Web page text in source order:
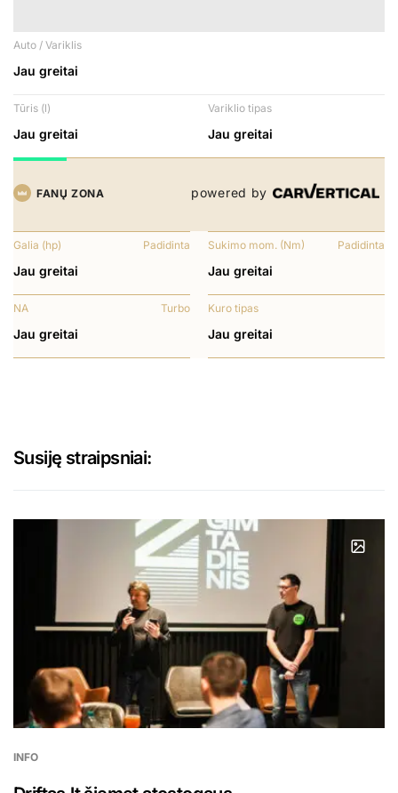
Auto / Variklis
Jau greitai
Tūris (l)
Jau greitai
Variklio tipas
Jau greitai
FANŲ ZONA powered by
Galia (hp) Padidinta
Jau greitai
Sukimo mom. (Nm) Padidinta
Jau greitai
NA Turbo
Jau greitai
Kuro tipas
Jau greitai
Susiję straipsniai:
INFO